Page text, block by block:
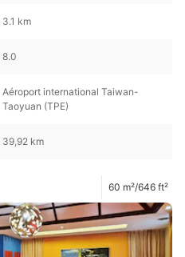
3.1 km
8.0
Aéroport international Taiwan-
Taoyuan (TPE)
39,92 km
60 m²/646 ft²